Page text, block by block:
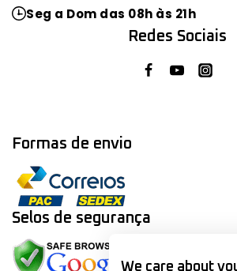
Seg a Dom das 08h às 21h
Redes Sociais
Formas de envio
Selos de segurança
We care about